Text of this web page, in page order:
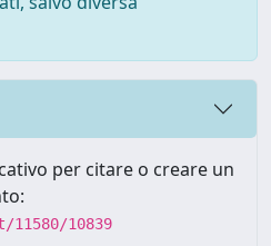
per citare o creare un
10839